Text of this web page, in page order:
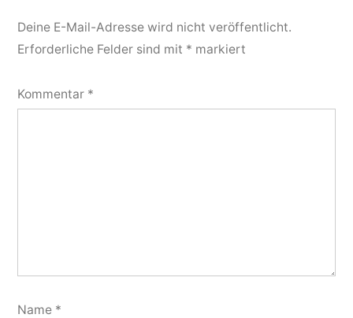
Deine E-Mail-Adresse wird nicht veröffentlicht.
Erforderliche Felder sind mit * markiert
Kommentar *
Name *